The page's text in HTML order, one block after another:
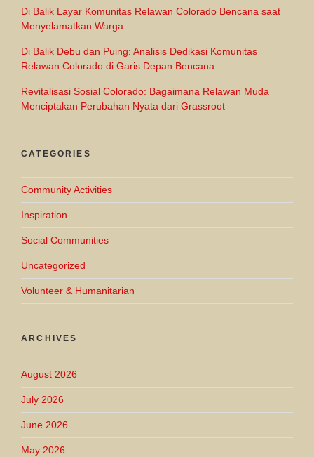
Di Balik Layar Komunitas Relawan Colorado Bencana saat
Menyelamatkan Warga
Di Balik Debu dan Puing: Analisis Dedikasi Komunitas
Relawan Colorado di Garis Depan Bencana
Revitalisasi Sosial Colorado: Bagaimana Relawan Muda
Menciptakan Perubahan Nyata dari Grassroot
CATEGORIES
Community Activities
Inspiration
Social Communities
Uncategorized
Volunteer & Humanitarian
ARCHIVES
August 2026
July 2026
June 2026
May 2026